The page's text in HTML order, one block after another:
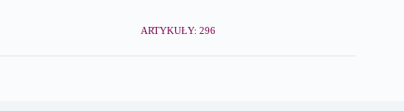
ARTYKUŁY: 296